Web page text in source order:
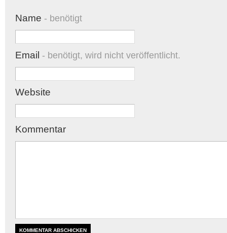
Name - benötigt
Email - benötigt, wird nicht veröffentlicht.
Website
Kommentar